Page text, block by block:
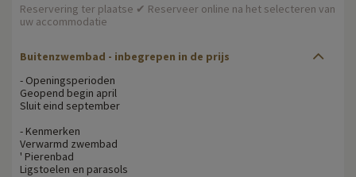
Reservering ter plaatse ✔ Reserveer online na het selecteren van
uw accommodatie
Buitenzwembad - inbegrepen in de prijs
- Openingsperioden
Geopend begin april
Sluit eind september
- Kenmerken
Verwarmd zwembad
' Pierenbad
Ligstoelen en parasols